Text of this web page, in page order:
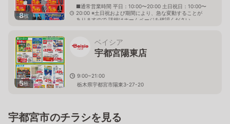
8枚
■通常営業時間 平日：10:00〜20:00 土日祝日：10:00〜
20:00 ※土日祝および期間により、急な変動することが
ありますので 詳細はホームページを確認ください
5枚
ベイシア
宇都宮陽東店
9:00~21:00
栃木県宇都宮市陽東3-27-20
宇都宮市のチラシを見る